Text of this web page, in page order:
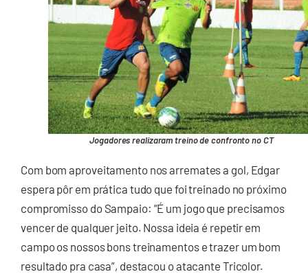
Jogadores realizaram treino de confronto no CT
Com bom aproveitamento nos arremates a gol, Edgar
espera pôr em prática tudo que foi treinado no próximo
compromisso do Sampaio: “É um jogo que precisamos
vencer de qualquer jeito. Nossa ideia é repetir em
campo os nossos bons treinamentos e trazer um bom
resultado pra casa”, destacou o atacante Tricolor.